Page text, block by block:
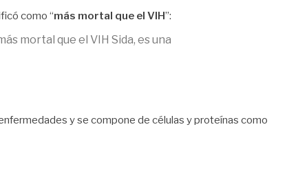
como “más mortal que el VIH”:
mortal que el VIH Sida, es una
y se compone de células y proteínas como